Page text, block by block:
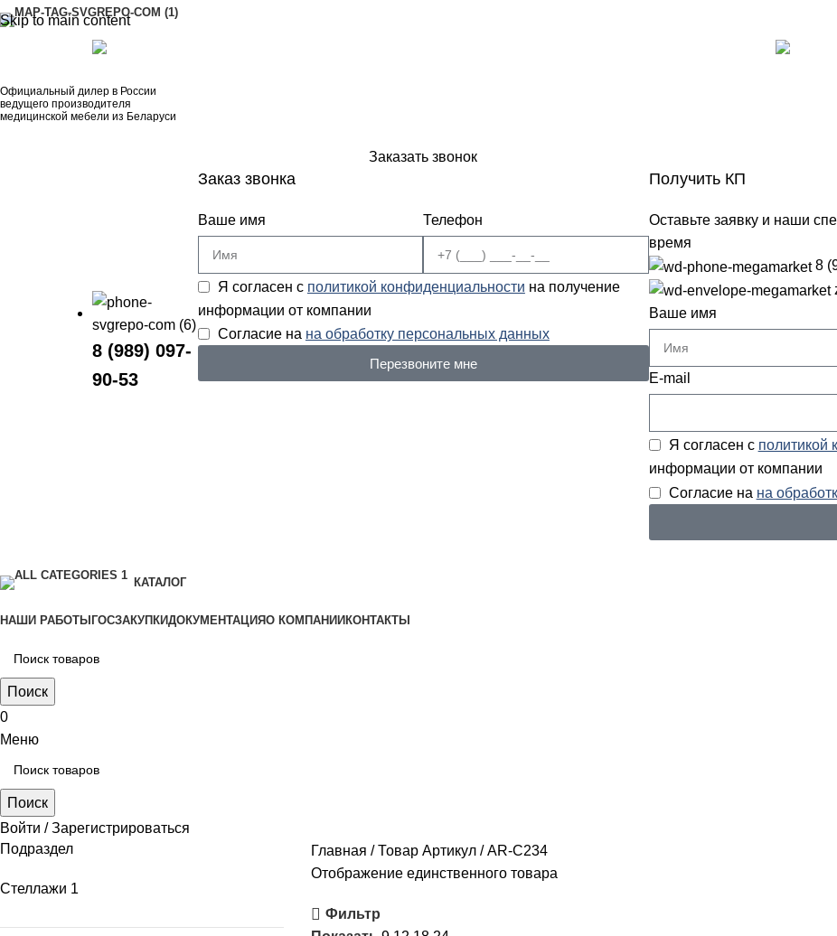
Skip to main content
Официальный дилер в России
ведущего производителя
медицинской мебели из Беларуси
8 (989) 097-
90-53
Заказать звонок
Заказ звонка
Ваше имя Телефон
Я согласен с политикой конфиденциальности на получение
информации от компании
Согласие на на обработку персональных данных
Перезвоните мне
Получить КП
Оставьте заявку и наши
время
8
Ваше имя
E-mail
Я согласен с политикой
информации от компании
Согласие на на
КАТАЛОГ
НАШИ РАБОТЫГОСЗАКУПКИДОКУМЕНТАЦИЯО КОМПАНИИКОНТАКТЫ
Поиск
0
Меню
Поиск
Войти / Зарегистрироваться
Подраздел
Стеллажи 1
Главная Товар Артикул
AR-C234
Отображение единственного товара
Фильтр